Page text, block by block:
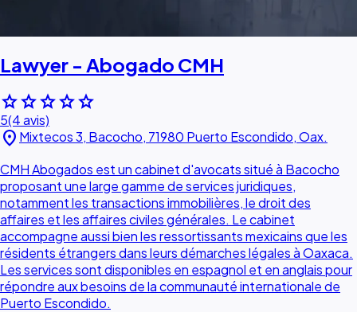
Lawyer - Abogado CMH
starstarstarstarstar
5(4 avis)
location_on Mixtecos 3, Bacocho, 71980 Puerto Escondido, Oax.
CMH Abogados est un cabinet d'avocats situé à Bacocho
proposant une large gamme de services juridiques,
notamment les transactions immobilières, le droit des
affaires et les affaires civiles générales. Le cabinet
accompagne aussi bien les ressortissants mexicains que les
résidents étrangers dans leurs démarches légales à Oaxaca.
Les services sont disponibles en espagnol et en anglais pour
répondre aux besoins de la communauté internationale de
Puerto Escondido.